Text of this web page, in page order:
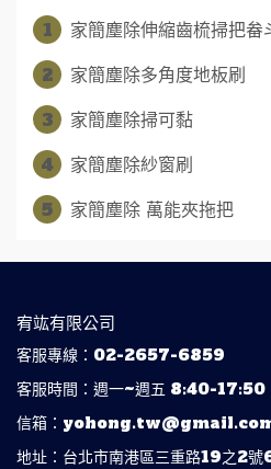
1
家簡塵除伸縮齒梳掃把畚
2
家簡塵除多角度地板刷
3
家簡塵除掃可黏
4
家簡塵除紗窗刷
5
家簡塵除 萬能夾拖把
宥竑有限公司
客服專線：02-2657-6859
客服時間：週一~週五 8:40-17:50
信箱：
地址：台北市南港區三重路19之2